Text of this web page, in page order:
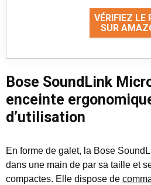
VÉRIFIEZ LE
SUR
Bose SoundLink
enceinte
d’utilisation
En forme de galet, la Bose
dans une main de par sa taille et
compactes. Elle dispose de